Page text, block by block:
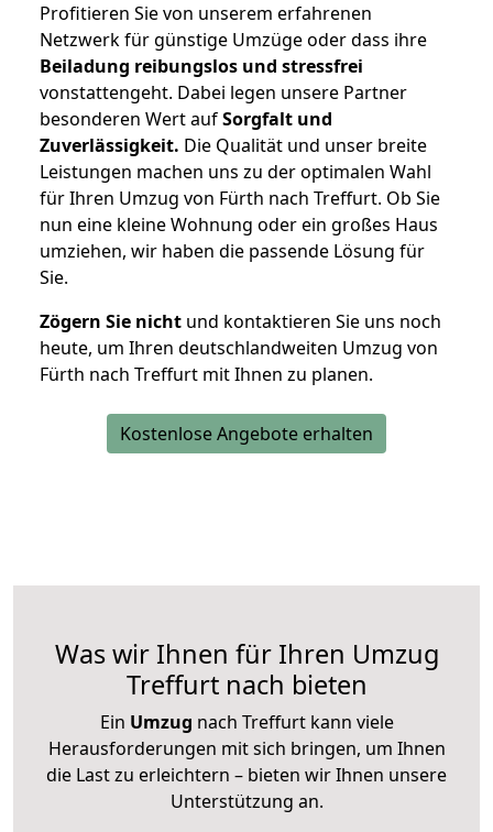
Profitieren Sie von unserem erfahrenen
Netzwerk für günstige Umzüge oder dass ihre
Beiladung reibungslos und stressfrei
vonstattengeht. Dabei legen unsere Partner
besonderen Wert aufSorgfalt und
Zuverlässigkeit. Die Qualität und unser breite
Leistungen machen uns zu der optimalen Wahl
für Ihren Umzug von Fürth nach Treffurt. Ob Sie
nun eine kleine Wohnung oder ein großes Haus
umziehen, wir haben die passende Lösung für
Sie.
Zögern Sie nicht und kontaktieren Sie uns noch
heute, um Ihren deutschlandweiten Umzug von
Fürth nach Treffurt mit Ihnen zu planen.
Kostenlose Angebote erhalten
Was wir Ihnen für Ihren Umzug
Treffurt nach bieten
Ein Umzug nach Treffurt kann viele
Herausforderungen mit sich bringen, um Ihnen
die Last zu erleichtern – bieten wir Ihnen unsere
Unterstützung an.